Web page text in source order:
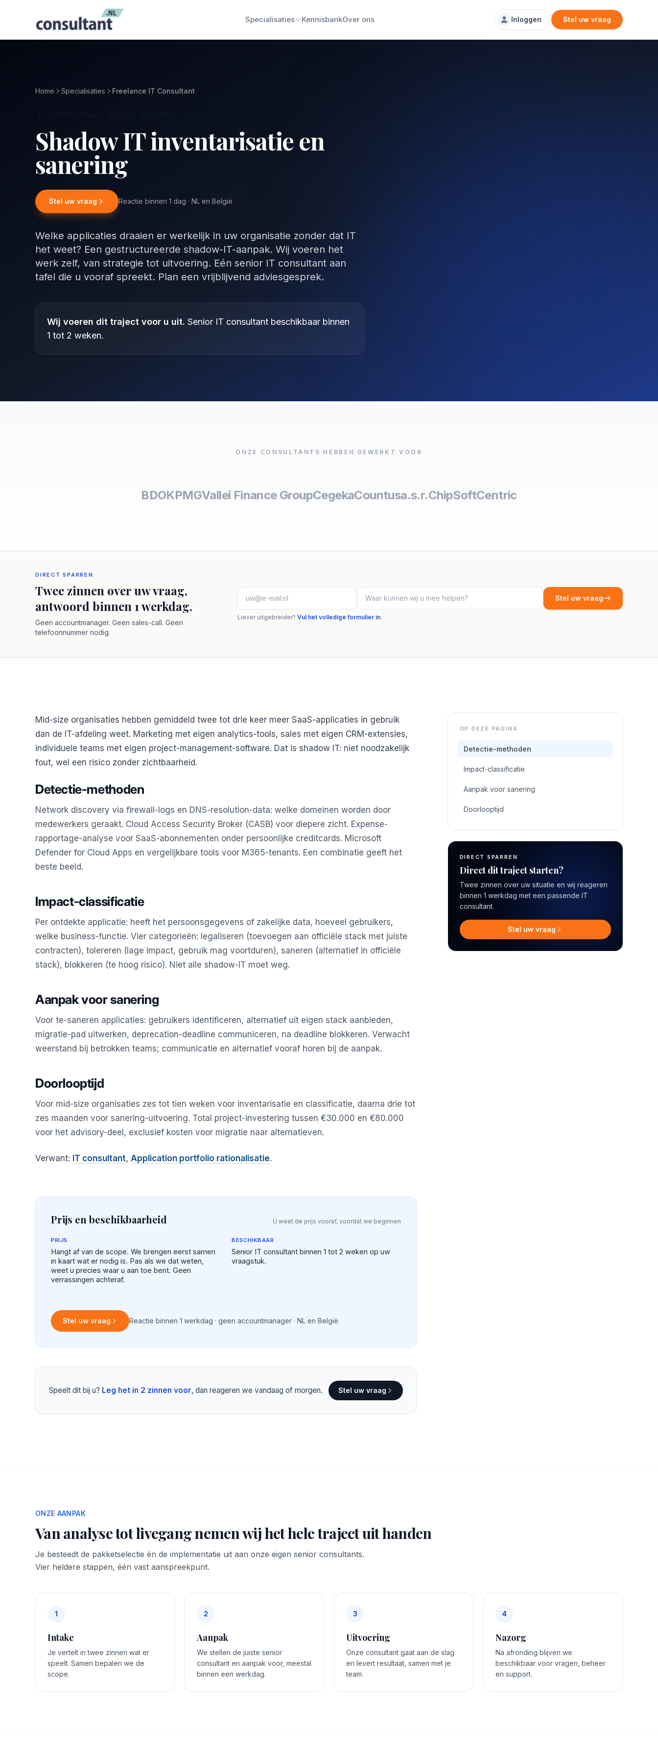
Specialisaties KennisbankOver ons Inloggen Stel uw vraag
Home Specialisaties Freelance IT Consultant
Shadow IT inventarisatie en
sanering
Stel uw vraag Reactie binnen 1 dag · NL en België
Welke applicaties draaien er werkelijk in uw organisatie zonder dat IT
het weet? Een gestructureerde shadow-IT-aanpak. Wij voeren het
werk zelf, van strategie tot uitvoering. Eén senior IT consultant aan
tafel die u vooraf spreekt. Plan een vrijblijvend adviesgesprek.
Wij voeren dit traject voor u uit. Senior IT consultant beschikbaar binnen
1 tot 2 weken.
ONZE CONSULTANTS HEBBEN GEWERKT VOOR
BDOKPMGVallei Finance GroupCegekaCountusa.s.r.ChipSoftCentric
DIRECT SPARREN
Twee zinnen over uw vraag,
antwoord binnen 1 werkdag.
Geen accountmanager. Geen sales-call. Geen
telefoonnummer nodig.
Stel uw vraag
Liever uitgebreider?Vul het volledige formulier in.
Mid-size organisaties hebben gemiddeld twee tot drie keer meer SaaS-applicaties in gebruik
dan de IT-afdeling weet. Marketing met eigen analytics-tools, sales met eigen CRM-extensies,
individuele teams met eigen project-management-software. Dat is shadow IT: niet noodzakelijk
fout, wel een risico zonder zichtbaarheid.
Detectie-methoden
Network discovery via firewall-logs en DNS-resolution-data: welke domeinen worden door
medewerkers geraakt. Cloud Access Security Broker (CASB) voor diepere zicht. Expense-
rapportage-analyse voor SaaS-abonnementen onder persoonlijke creditcards. Microsoft
Defender for Cloud Apps en vergelijkbare tools voor M365-tenants. Een combinatie geeft het
beste beeld.
Impact-classificatie
Per ontdekte applicatie: heeft het persoonsgegevens of zakelijke data, hoeveel gebruikers,
welke business-functie. Vier categorieën: legaliseren (toevoegen aan officiële stack met juiste
contracten), tolereren (lage impact, gebruik mag voortduren), saneren (alternatief in officiële
stack), blokkeren (te hoog risico). Niet alle shadow-IT moet weg.
Aanpak voor sanering
Voor te-saneren applicaties: gebruikers identificeren, alternatief uit eigen stack aanbieden,
migratie-pad uitwerken, deprecation-deadline communiceren, na deadline blokkeren. Verwacht
weerstand bij betrokken teams; communicatie en alternatief vooraf horen bij de aanpak.
Doorlooptijd
Voor mid-size organisaties zes tot tien weken voor inventarisatie en classificatie, daarna drie tot
zes maanden voor sanering-uitvoering. Total project-investering tussen €30.000 en €80.000
voor het advisory-deel, exclusief kosten voor migratie naar alternatieven.
Verwant: IT consultant, Application portfolio rationalisatie.
Prijs en beschikbaarheid U weet de prijs vooraf, voordat we beginnen
PRIJS
Hangt af van de scope. We brengen eerst samen
in kaart wat er nodig is. Pas als we dat weten,
weet u precies waar u aan toe bent. Geen
verrassingen achteraf.
BESCHIKBAAR
Senior IT consultant binnen 1 tot 2 weken op uw
vraagstuk.
Stel uw vraag Reactie binnen 1 werkdag · geen accountmanager · NL en België
Speelt dit bij u? Leg het in 2 zinnen voor, dan reageren we vandaag of morgen. Stel uw vraag
OP DEZE PAGINA
Detectie-methoden
Impact-classificatie
Aanpak voor sanering
Doorlooptijd
DIRECT SPARREN
Direct dit traject starten?
Twee zinnen over uw situatie en wij reageren
binnen 1 werkdag met een passende IT
consultant.
Stel uw vraag
ONZE AANPAK
Van analyse tot livegang nemen wij het hele traject uit handen
Je besteedt de pakketselectie én de implementatie uit aan onze eigen senior consultants.
Vier heldere stappen, één vast aanspreekpunt.
1
Intake
Je vertelt in twee zinnen wat er
speelt. Samen bepalen we de
scope.
2
Aanpak
We stellen de juiste senior
consultant en aanpak voor, meestal
binnen een werkdag.
3
Uitvoering
Onze consultant gaat aan de slag
en levert resultaat, samen met je
team.
4
Nazorg
Na afronding blijven we
beschikbaar voor vragen, beheer
en support.